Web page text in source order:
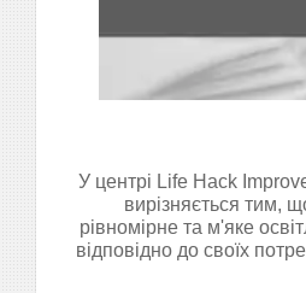
У центрі Life Hack
вирізняється тим,
рівномірне та м'яке
відповідно до своїх